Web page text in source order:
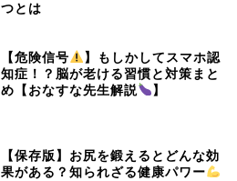
つとは
【危険信号
】もしかしてスマホ認
知症！？脳が老ける習慣と対策まと
め【おなすな先生解説
】
【保存版】お尻を鍛えるとどんな効
果がある？知られざる健康パワー